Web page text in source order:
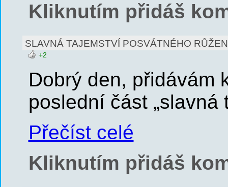
Kliknutím přidáš
SLAVNÁ TAJEMSTVÍ POSVÁTNÉHO
+2
Dobrý den, přidávám
poslední část „slavná
Přečíst celé
Kliknutím přidáš